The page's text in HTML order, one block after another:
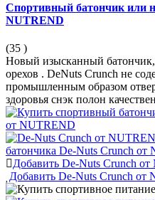
Спортивный батончик или
NUTREND
(35 )
Новый изысканный
орехов . DeNuts Crunch не
промышленным образом
здоровья снэк полон
Добавить De-Nuts Crunch
Добавить De-Nuts Crunch